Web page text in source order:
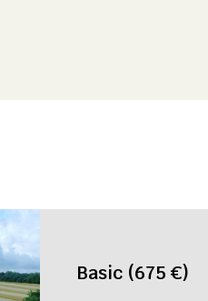
Basic (675 €)